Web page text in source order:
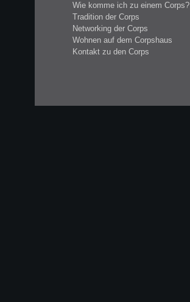
Wie komme ich zu einem Corps?
Tradition der Corps
Networking der Corps
Wohnen auf dem Corpshaus
Kontakt zu den Corps